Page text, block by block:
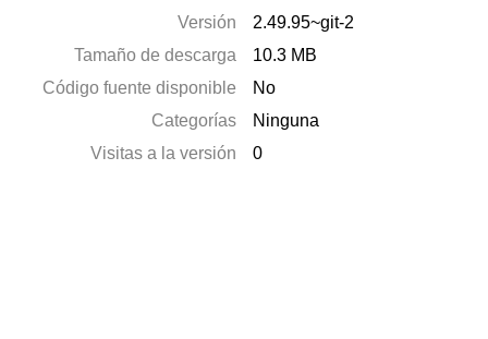
Versión
2.49.95~git-2
Tamaño de descarga
10.3 MB
Código fuente disponible
No
Categorías
Ninguna
Visitas a la versión
0